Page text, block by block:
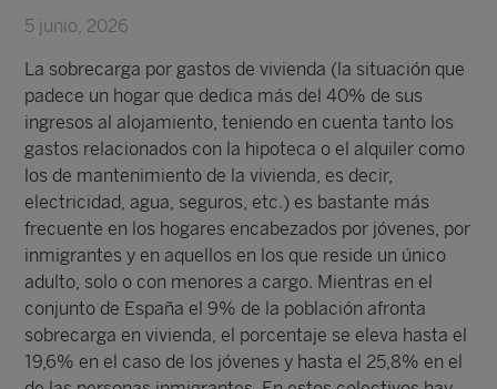
5 junio, 2026
La sobrecarga por gastos de vivienda (la situación que
padece un hogar que dedica más del 40% de sus
ingresos al alojamiento, teniendo en cuenta tanto los
gastos relacionados con la hipoteca o el alquiler como
los de mantenimiento de la vivienda, es decir,
electricidad, agua, seguros, etc.) es bastante más
frecuente en los hogares encabezados por jóvenes, por
inmigrantes y en aquellos en los que reside un único
adulto, solo o con menores a cargo. Mientras en el
conjunto de España el 9% de la población afronta
sobrecarga en vivienda, el porcentaje se eleva hasta el
19,6% en el caso de los jóvenes y hasta el 25,8% en el